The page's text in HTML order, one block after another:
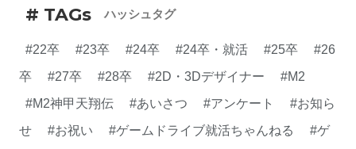
# TAGs ハッシュタグ
#22卒 #23卒 #24卒 #24卒・就活 #25卒
#26
卒
#27卒 #28卒 #2D・3Dデザイナー
#M2
#M2神甲天翔伝
#あいさつ #アンケート
#お知ら
せ
#お祝い #ゲームドライブ就活ちゃんねる
#ゲ